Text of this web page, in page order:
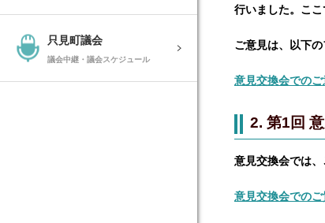
只見町議会
議会中継・議会スケジュール
行いました。こ
ご意見は、以下の
意見交換会での
2. 第1回
意見交換会では
意見交換会での